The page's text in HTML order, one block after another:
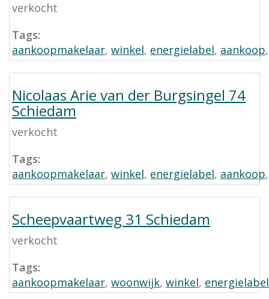
verkocht
Tags:
aankoopmakelaar, winkel, energielabel, aankoop
Nicolaas Arie van der Burgsingel 74
Schiedam
verkocht
Tags:
aankoopmakelaar, winkel, energielabel, aankoop
Scheepvaartweg 31 Schiedam
verkocht
Tags:
aankoopmakelaar, woonwijk, winkel, energielabel